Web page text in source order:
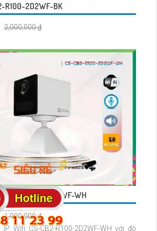
R100-2D2WF-BK
2,000,000 ₫
CB2-R100-2D2WF-WH
1,900,000 ₫
Wifi CS-CB2-R100-2D2WF-WH với độ